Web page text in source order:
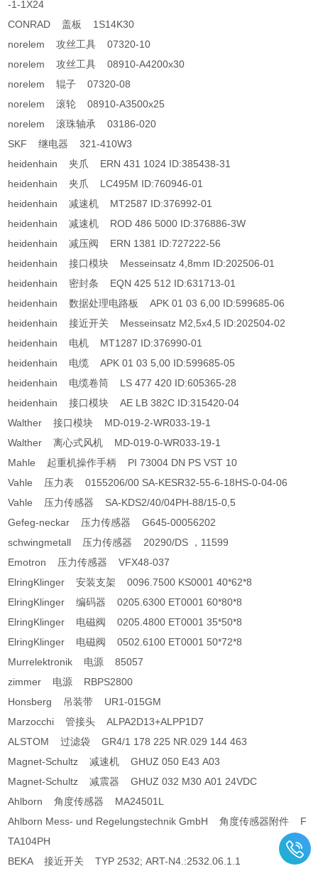
-1-1X24
CONRAD 盖板 1S14K30
norelem 攻丝工具 07320-10
norelem 攻丝工具 08910-A4200x30
norelem 辊子 07320-08
norelem 滚轮 08910-A3500x25
norelem 滚珠轴承 03186-020
SKF 继电器 321-410W3
heidenhain 夹爪 ERN 431 1024 ID:385438-31
heidenhain 夹爪 LC495M ID:760946-01
heidenhain 减速机 MT2587 ID:376992-01
heidenhain 减速机 ROD 486 5000 ID:376886-3W
heidenhain 减压阀 ERN 1381 ID:727222-56
heidenhain 接口模块 Messeinsatz 4,8mm ID:202506-01
heidenhain 密封条 EQN 425 512 ID:631713-01
heidenhain 数据处理电路板 APK 01 03 6,00 ID:599685-06
heidenhain 接近开关 Messeinsatz M2,5x4,5 ID:202504-02
heidenhain 电机 MT1287 ID:376990-01
heidenhain 电缆 APK 01 03 5,00 ID:599685-05
heidenhain 电缆卷筒 LS 477 420 ID:605365-28
heidenhain 接口模块 AE LB 382C ID:315420-04
Walther 接口模块 MD-019-2-WR033-19-1
Walther 离心式风机 MD-019-0-WR033-19-1
Mahle 起重机操作手柄 PI 73004 DN PS VST 10
Vahle 压力表 0155206/00 SA-KESR32-55-6-18HS-0-04-06
Vahle 压力传感器 SA-KDS2/40/04PH-88/15-0,5
Gefeg-neckar 压力传感器 G645-00056202
schwingmetall 压力传感器 20290/DS ，11599
Emotron 压力传感器 VFX48-037
ElringKlinger 安装支架 0096.7500 KS0001 40*62*8
ElringKlinger 编码器 0205.6300 ET0001 60*80*8
ElringKlinger 电磁阀 0205.4800 ET0001 35*50*8
ElringKlinger 电磁阀 0502.6100 ET0001 50*72*8
Murrelektronik 电源 85057
zimmer 电源 RBPS2800
Honsberg 吊装带 UR1-015GM
Marzocchi 管接头 ALPA2D13+ALPP1D7
ALSTOM 过滤袋 GR4/1 178 225 NR.029 144 463
Magnet-Schultz 减速机 GHUZ 050 E43 A03
Magnet-Schultz 减震器 GHUZ 032 M30 A01 24VDC
Ahlborn 角度传感器 MA24501L
Ahlborn Mess- und Regelungstechnik GmbH 角度传感器附件 F
TA104PH
BEKA 接近开关 TYP 2532; ART-N4.:2532.06.1.1